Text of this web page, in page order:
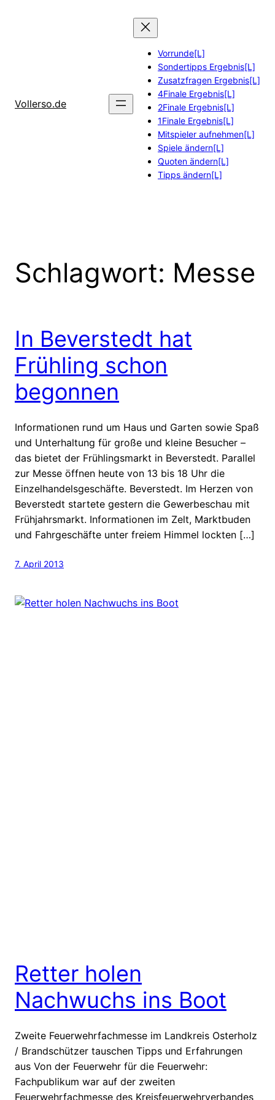
Vollerso.de
Vorrunde[L]
Sondertipps Ergebnis[L]
Zusatzfragen Ergebnis[L]
4Finale Ergebnis[L]
2Finale Ergebnis[L]
1Finale Ergebnis[L]
Mitspieler aufnehmen[L]
Spiele ändern[L]
Quoten ändern[L]
Tipps ändern[L]
Schlagwort: Messe
In Beverstedt hat
Frühling schon
begonnen
Informationen rund um Haus und Garten sowie Spaß
und Unterhaltung für große und kleine Besucher –
das bietet der Frühlingsmarkt in Beverstedt. Parallel
zur Messe öffnen heute von 13 bis 18 Uhr die
Einzelhandelsgeschäfte. Beverstedt. Im Herzen von
Beverstedt startete gestern die Gewerbeschau mit
Frühjahrsmarkt. Informationen im Zelt, Marktbuden
und Fahrgeschäfte unter freiem Himmel lockten […]
7. April 2013
Retter holen
Nachwuchs ins Boot
Zweite Feuerwehrfachmesse im Landkreis Osterholz
/ Brandschützer tauschen Tipps und Erfahrungen
aus Von der Feuerwehr für die Feuerwehr:
Fachpublikum war auf der zweiten
Feuerwehrfachmesse des Kreisfeuerwehrverbandes